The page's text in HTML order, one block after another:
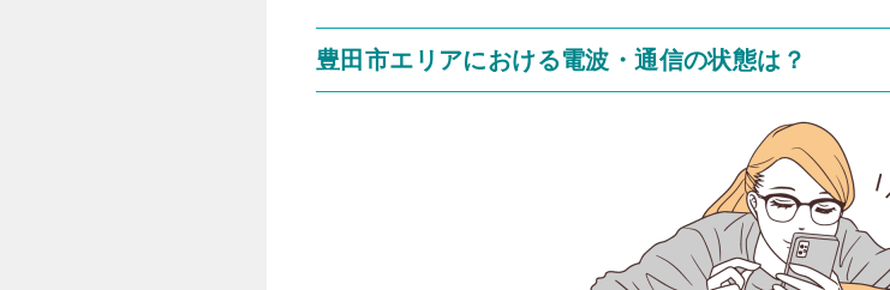
豊田市エリアにおける電波・通信の状態は？